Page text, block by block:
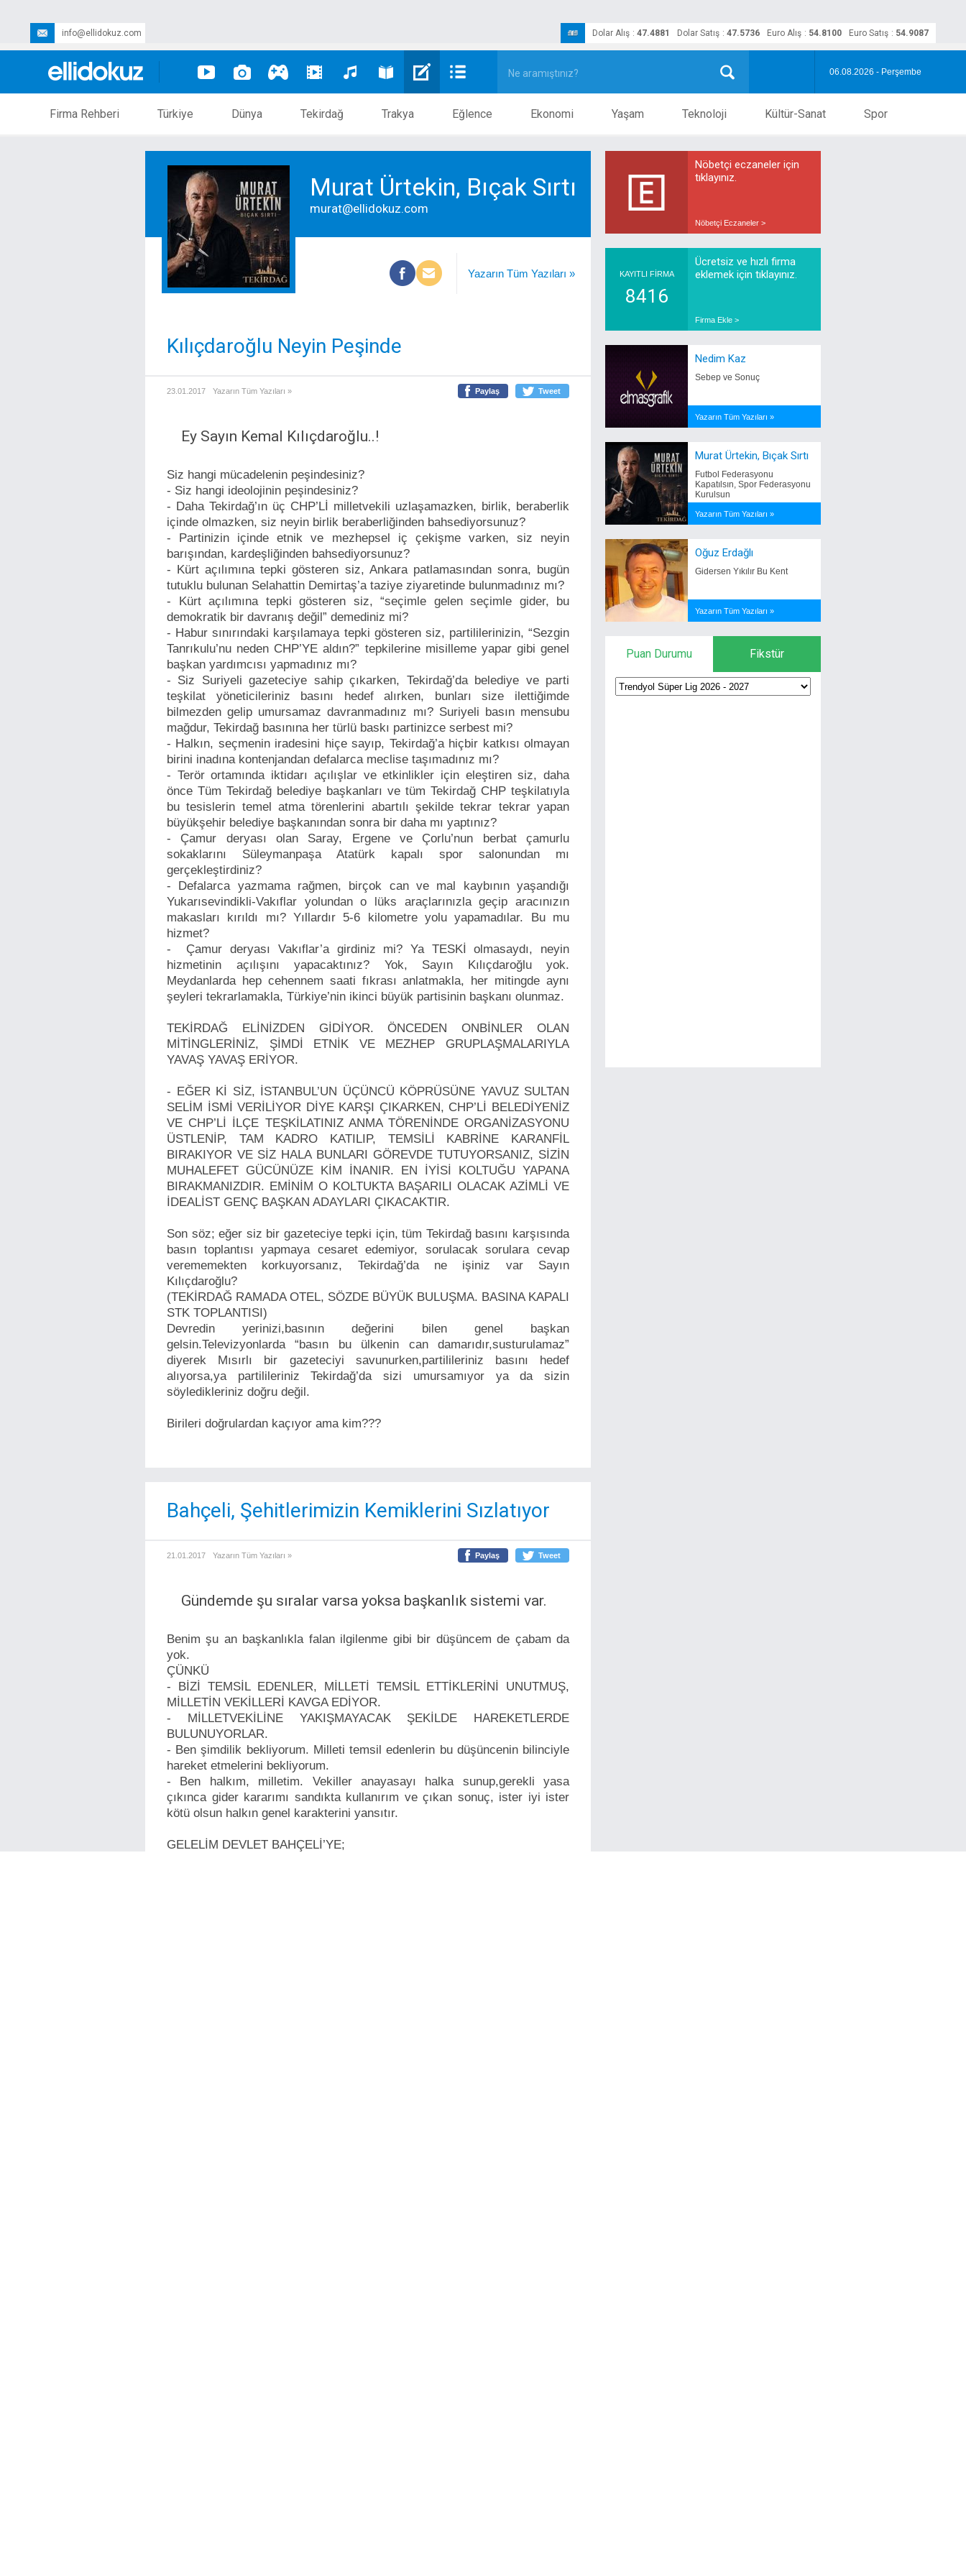
info@ellidokuz.com Dolar Alış : 47.4881 Dolar Satış : 47.5736 Euro Alış : 54.8100 Euro Satış : 54.9087
06.08.2026 - Perşembe
Firma Rehberi Türkiye Dünya Tekirdağ Trakya Eğlence Ekonomi Yaşam Teknoloji Kültür-Sanat Spor
Murat Ürtekin, Bıçak Sırtı
murat@ellidokuz.com
Yazarın Tüm Yazıları »
Kılıçdaroğlu Neyin Peşinde
23.01.2017 Yazarın Tüm Yazıları » Paylaş Tweet
Ey Sayın Kemal Kılıçdaroğlu..!
Siz hangi mücadelenin peşindesiniz?
- Siz hangi ideolojinin peşindesiniz?
- Daha Tekirdağ’ın üç CHP’Lİ milletvekili uzlaşamazken, birlik, beraberlik
içinde olmazken, siz neyin birlik beraberliğinden bahsediyorsunuz?
- Partinizin içinde etnik ve mezhepsel iç çekişme varken, siz neyin
barışından, kardeşliğinden bahsediyorsunuz?
- Kürt açılımına tepki gösteren siz, Ankara patlamasından sonra, bugün
tutuklu bulunan Selahattin Demirtaş’a taziye ziyaretinde bulunmadınız mı?
- Kürt açılımına tepki gösteren siz, “seçimle gelen seçimle gider, bu
demokratik bir davranış değil” demediniz mi?
- Habur sınırındaki karşılamaya tepki gösteren siz, partililerinizin, “Sezgin
Tanrıkulu’nu neden CHP’YE aldın?” tepkilerine misilleme yapar gibi genel
başkan yardımcısı yapmadınız mı?
- Siz Suriyeli gazeteciye sahip çıkarken, Tekirdağ’da belediye ve parti
teşkilat yöneticileriniz basını hedef alırken, bunları size ilettiğimde
bilmezden gelip umursamaz davranmadınız mı? Suriyeli basın mensubu
mağdur, Tekirdağ basınına her türlü baskı partinizce serbest mi?
- Halkın, seçmenin iradesini hiçe sayıp, Tekirdağ’a hiçbir katkısı olmayan
birini inadına kontenjandan defalarca meclise taşımadınız mı?
- Terör ortamında iktidarı açılışlar ve etkinlikler için eleştiren siz, daha
önce Tüm Tekirdağ belediye başkanları ve tüm Tekirdağ CHP teşkilatıyla
bu tesislerin temel atma törenlerini abartılı şekilde tekrar tekrar yapan
büyükşehir belediye başkanından sonra bir daha mı yaptınız?
- Çamur deryası olan Saray, Ergene ve Çorlu’nun berbat çamurlu
sokaklarını Süleymanpaşa Atatürk kapalı spor salonundan mı
gerçekleştirdiniz?
- Defalarca yazmama rağmen, birçok can ve mal kaybının yaşandığı
Yukarısevindikli-Vakıflar yolundan o lüks araçlarınızla geçip aracınızın
makasları kırıldı mı? Yıllardır 5-6 kilometre yolu yapamadılar. Bu mu
hizmet?
- Çamur deryası Vakıflar’a girdiniz mi? Ya TESKİ olmasaydı, neyin
hizmetinin açılışını yapacaktınız? Yok, Sayın Kılıçdaroğlu yok.
Meydanlarda hep cehennem saati fıkrası anlatmakla, her mitingde aynı
şeyleri tekrarlamakla, Türkiye’nin ikinci büyük partisinin başkanı olunmaz.
TEKİRDAĞ ELİNİZDEN GİDİYOR. ÖNCEDEN ONBİNLER OLAN
MİTİNGLERİNİZ, ŞİMDİ ETNİK VE MEZHEP GRUPLAŞMALARIYLA
YAVAŞ YAVAŞ ERİYOR.
- EĞER Kİ SİZ, İSTANBUL’UN ÜÇÜNCÜ KÖPRÜSÜNE YAVUZ SULTAN
SELİM İSMİ VERİLİYOR DİYE KARŞI ÇIKARKEN, CHP’Lİ BELEDİYENİZ
VE CHP’Lİ İLÇE TEŞKİLATINIZ ANMA TÖRENİNDE ORGANİZASYONU
ÜSTLENİP, TAM KADRO KATILIP, TEMSİLİ KABRİNE KARANFİL
BIRAKIYOR VE SİZ HALA BUNLARI GÖREVDE TUTUYORSANIZ, SİZİN
MUHALEFET GÜCÜNÜZE KİM İNANIR. EN İYİSİ KOLTUĞU YAPANA
BIRAKMANIZDIR. EMİNİM O KOLTUKTA BAŞARILI OLACAK AZİMLİ VE
İDEALİST GENÇ BAŞKAN ADAYLARI ÇIKACAKTIR.
Son söz; eğer siz bir gazeteciye tepki için, tüm Tekirdağ basını karşısında
basın toplantısı yapmaya cesaret edemiyor, sorulacak sorulara cevap
verememekten korkuyorsanız, Tekirdağ’da ne işiniz var Sayın
Kılıçdaroğlu?
(TEKİRDAĞ RAMADA OTEL, SÖZDE BÜYÜK BULUŞMA. BASINA KAPALI
STK TOPLANTISI)
Devredin yerinizi,basının değerini bilen genel başkan
gelsin.Televizyonlarda “basın bu ülkenin can damarıdır,susturulamaz”
diyerek Mısırlı bir gazeteciyi savunurken,partilileriniz basını hedef
alıyorsa,ya partilileriniz Tekirdağ’da sizi umursamıyor ya da sizin
söyledikleriniz doğru değil.
Birileri doğrulardan kaçıyor ama kim???
Bahçeli, Şehitlerimizin Kemiklerini Sızlatıyor
21.01.2017 Yazarın Tüm Yazıları » Paylaş Tweet
Gündemde şu sıralar varsa yoksa başkanlık sistemi var.
Benim şu an başkanlıkla falan ilgilenme gibi bir düşüncem de çabam da
yok.
ÇÜNKÜ
- BİZİ TEMSİL EDENLER, MİLLETİ TEMSİL ETTİKLERİNİ UNUTMUŞ,
MİLLETİN VEKİLLERİ KAVGA EDİYOR.
- MİLLETVEKİLİNE YAKIŞMAYACAK ŞEKİLDE HAREKETLERDE
BULUNUYORLAR.
- Ben şimdilik bekliyorum. Milleti temsil edenlerin bu düşüncenin bilinciyle
hareket etmelerini bekliyorum.
- Ben halkım, milletim. Vekiller anayasayı halka sunup,gerekli yasa
çıkınca gider kararımı sandıkta kullanırım ve çıkan sonuç, ister iyi ister
kötü olsun halkın genel karakterini yansıtır.
GELELİM DEVLET BAHÇELİ’YE;
Nöbetçi eczaneler için
tıklayınız.
Nöbetçi Eczaneler >
KAYITLI FİRMA
8416
Ücretsiz ve hızlı firma
eklemek için tıklayınız.
Firma Ekle >
Nedim Kaz
Sebep ve Sonuç
Yazarın Tüm Yazıları »
Murat Ürtekin, Bıçak Sırtı
Futbol Federasyonu
Kapatılsın, Spor Federasyonu
Kurulsun
Yazarın Tüm Yazıları »
Oğuz Erdağlı
Gidersen Yıkılır Bu Kent
Yazarın Tüm Yazıları »
Puan Durumu Fikstür